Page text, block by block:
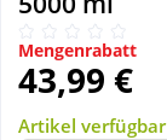
Sanitätshaus
Mengenrabatt
43,99 €
Artikel verfügbar